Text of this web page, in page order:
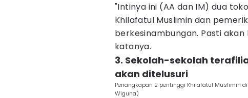
"Intinya ini (AA dan IM) dua
Khilafatul Muslimin dan
berkesinambungan. Pasti
katanya.
3. Sekolah-sekolah
akan ditelusuri
Penangkapan 2 pentinggi Khilafatul Muslimin
Wiguna)